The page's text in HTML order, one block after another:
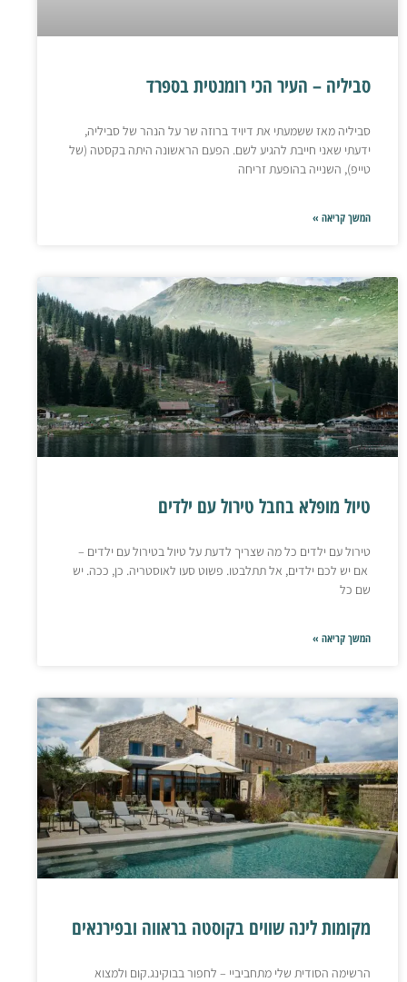
סביליה – העיר הכי רומנטית בספרד
סביליה מאז ששמעתי את דיויד ברוזה שר על הנהר של סביליה,
ידעתי שאני חייבת להגיע לשם. הפעם הראשונה היתה בקסטה (של
טייפ), השנייה בהופעת זריחה
המשך קריאה »
טיול מופלא בחבל טירול עם ילדים
טירול עם ילדים כל מה שצריך לדעת על טיול בטירול עם ילדים –
אם יש לכם ילדים, אל תתלבטו. פשוט סעו לאוסטריה. כן, ככה. יש
שם כל
המשך קריאה »
מקומות לינה שווים בקוסטה בראווה ובפירנאים
הרשימה הסודית שלי מתחביביי – לחפור בבוקינג.קום ולמצוא